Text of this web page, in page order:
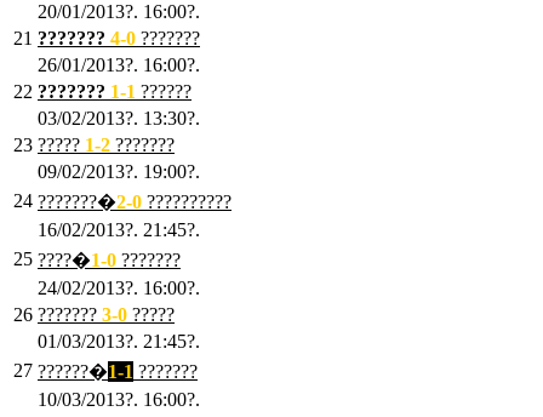
20/01/2013?. 16:00?.
21 ??????? 4-0 ???????
26/01/2013?. 16:00?.
22 ??????? 1-1 ??????
03/02/2013?. 13:30?.
23 ????? 1-2 ???????
09/02/2013?. 19:00?.
24 ???????�2-0 ??????????
16/02/2013?. 21:45?.
25 ????�1-0 ???????
24/02/2013?. 16:00?.
26 ??????? 3-0 ?????
01/03/2013?. 21:45?.
27 ??????�1-1 ???????
10/03/2013?. 16:00?.